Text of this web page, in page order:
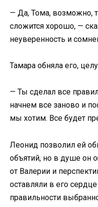
— Да, Тома, возможно,
сложится хорошо, —
неуверенность и
Тамара обняла его,
— Ты сделал все
начнем все заново и
мы хотим. Все будет
Леонид позволил ей
объятий, но в душе он
от Валерии и
оставляли в его
правильности